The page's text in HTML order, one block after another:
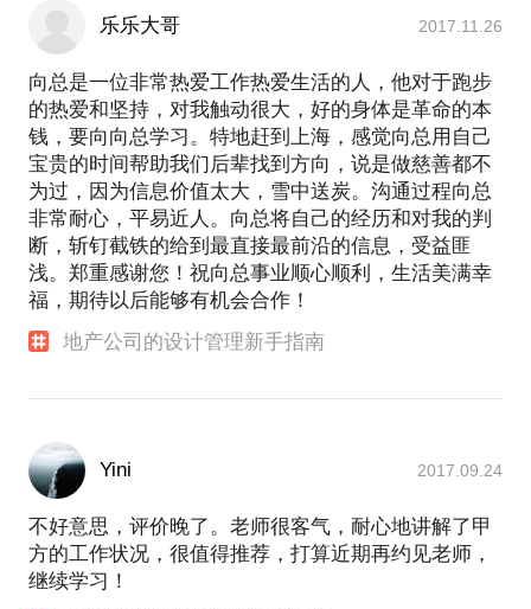
乐乐大哥 2017.11.26
向总是一位非常热爱工作热爱生活的人，他对于跑步
的热爱和坚持，对我触动很大，好的身体是革命的本
钱，要向向总学习。特地赶到上海，感觉向总用自己
宝贵的时间帮助我们后辈找到方向，说是做慈善都不
为过，因为信息价值太大，雪中送炭。沟通过程向总
非常耐心，平易近人。向总将自己的经历和对我的判
断，斩钉截铁的给到最直接最前沿的信息，受益匪
浅。郑重感谢您！祝向总事业顺心顺利，生活美满幸
福，期待以后能够有机会合作！
地产公司的设计管理新手指南
Yini 2017.09.24
不好意思，评价晚了。老师很客气，耐心地讲解了甲
方的工作状况，很值得推荐，打算近期再约见老师，
继续学习！